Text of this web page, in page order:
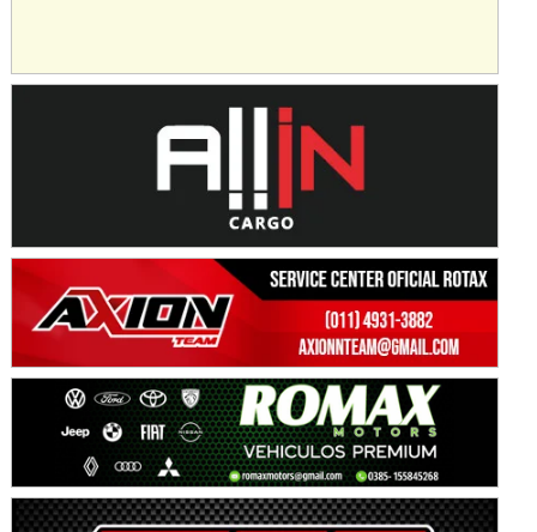
Trenque Lauquen (Buenos Aires)
ENTRERRIANO - F6 (POSTERGADA)
El Cerro (Tierra)
Victoria (Entre Ríos)
PATAGONICO - F6
Moto Club Reginense (Tierra)
Gral. E. Godoy (Río Negro)
CSK - F7
Juventud Unida (Tierra)
Humboldt (Santa Fe)
NORESTE SANTAFESINO - F6
Ciudad de Avellaneda (Asfalto)